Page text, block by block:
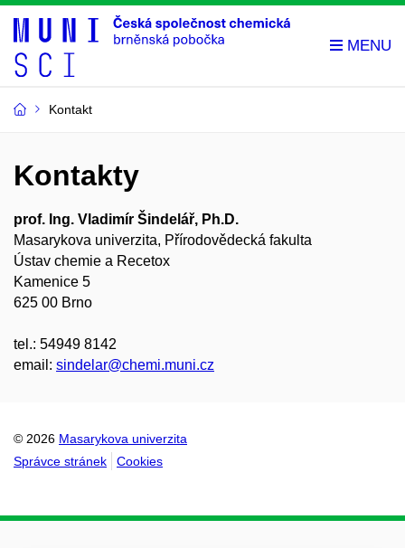
Kontakt
Kontakty
prof. Ing. Vladimír Šindelář, Ph.D.
Masarykova univerzita, Přírodovědecká fakulta
Ústav chemie a Recetox
Kamenice 5
625 00 Brno
tel.: 54949 8142
email: sindelar@chemi.muni.cz
© 2026 Masarykova univerzita
Správce stránek
Cookies